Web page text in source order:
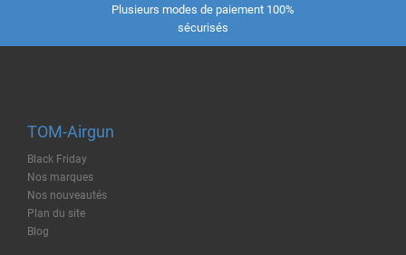
Plusieurs modes de paiement 100%
sécurisés
TOM-Airgun
Black Friday
Nos marques
Nos nouveautés
Plan du site
Blog